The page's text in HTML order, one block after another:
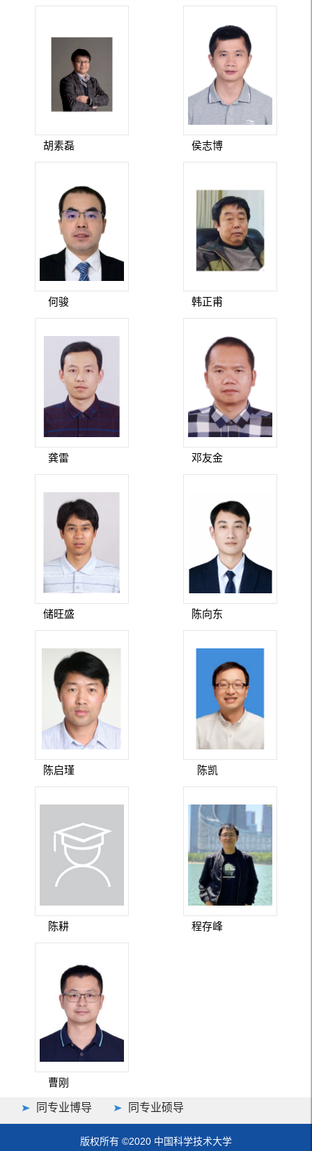
胡素磊 侯志博
何骏 韩正甫
龚雷 邓友金
储旺盛 陈向东
陈启瑾 陈凯
陈耕 程存峰
曹刚
同专业博导 同专业硕导
版权所有 ©2020 中国科学技术大学